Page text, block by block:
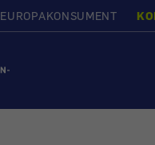
EUROPAKONSUMENT